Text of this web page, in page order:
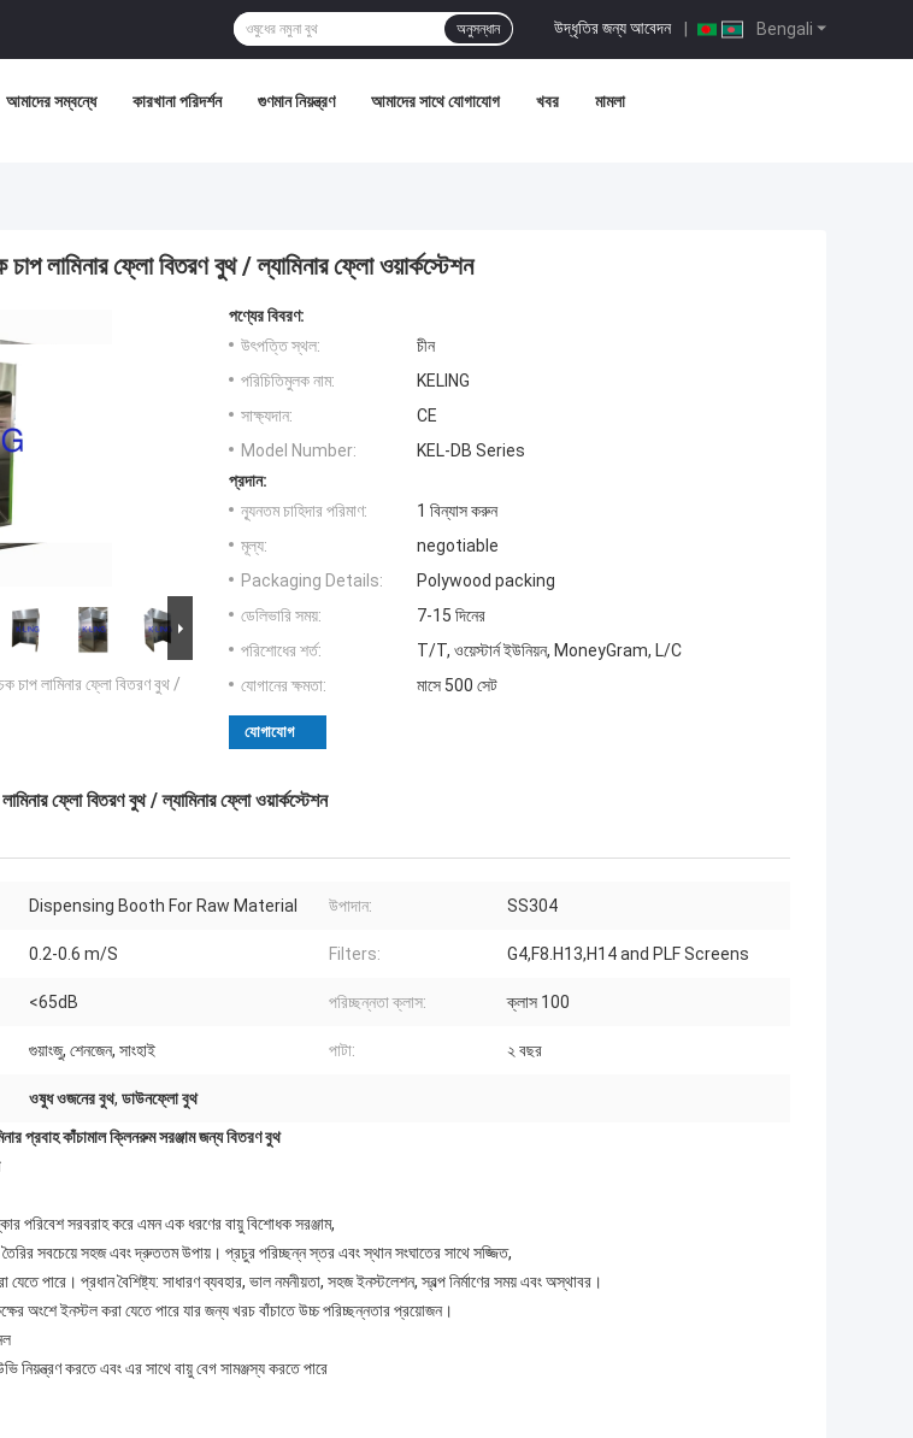
Bengali
উদ্ধৃতির জন্য আবেদন |
অনুসন্ধান
আমাদের সম্বন্ধে কারখানা পরিদর্শন গুণমান নিয়ন্ত্রণ আমাদের সাথে যোগাযোগ খবর মামলা
লামিনার ফ্লো বিতরণ বুথ / ল্যামিনার ফ্লো ওয়ার্কস্টেশন
চাপ লামিনার ফ্লো বিতরণ বুথ /
পণ্যের বিবরণ:
উৎপত্তি স্থল:
চীন
পরিচিতিমুলক নাম:
KELING
সাক্ষ্যদান:
CE
Model Number:
KEL-DB Series
প্রদান:
ন্যূনতম চাহিদার পরিমাণ:
1 বিন্যাস করুন
মূল্য:
negotiable
Packaging Details:
Polywood packing
ডেলিভারি সময়:
7-15 দিনের
পরিশোধের শর্ত:
T/T, ওয়েস্টার্ন ইউনিয়ন, MoneyGram, L/C
যোগানের ক্ষমতা:
মাসে 500 সেট
যোগাযোগ
ফ্লো বিতরণ বুথ / ল্যামিনার ফ্লো ওয়ার্কস্টেশন
Dispensing Booth For Raw Material উপাদান: SS304
0.2-0.6 m/S Filters: G4,F8.H13,H14 and PLF Screens
<65dB পরিচ্ছন্নতা ক্লাস: ক্লাস 100
গুয়াংজু, শেনজেন, সাংহাই পাটা: ২ বছর
ওষুধ ওজনের বুথ, ডাউনফ্লো বুথ
প্রবাহ কাঁচামাল ক্লিনরুম সরঞ্জাম জন্য বিতরণ বুথ
পরিবেশ সরবরাহ করে এমন এক ধরণের বায়ু বিশোধক সরঞ্জাম,
তৈরির সবচেয়ে সহজ এবং দ্রুততম উপায়। প্রচুর পরিচ্ছন্ন স্তর এবং স্থান সংঘাতের সাথে সজ্জিত,
পারে। প্রধান বৈশিষ্ট্য: সাধারণ ব্যবহার, ভাল নমনীয়তা, সহজ ইনস্টলেশন, স্বল্প নির্মাণের সময় এবং অস্থাবর।
অংশে ইনস্টল করা যেতে পারে যার জন্য খরচ বাঁচাতে উচ্চ পরিচ্ছন্নতার প্রয়োজন।
নিয়ন্ত্রণ করতে এবং এর সাথে বায়ু বেগ সামঞ্জস্য করতে পারে